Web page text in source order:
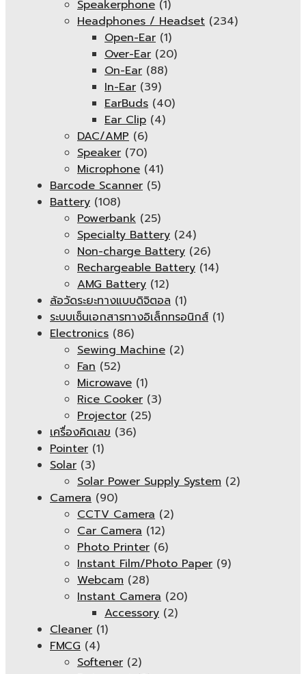
Speakerphone (1)
Headphones / Headset (234)
Open-Ear (1)
Over-Ear (20)
On-Ear (88)
In-Ear (39)
EarBuds (40)
Ear Clip (4)
DAC/AMP (6)
Speaker (70)
Microphone (41)
Barcode Scanner (5)
Battery (108)
Powerbank (25)
Specialty Battery (24)
Non-charge Battery (26)
Rechargeable Battery (14)
AMG Battery (12)
ล้อวัดระยะทางแบบดิจิตอล (1)
ระบบเซ็นเอกสารทางอิเล็กทรอนิกส์ (1)
Electronics (86)
Sewing Machine (2)
Fan (52)
Microwave (1)
Rice Cooker (3)
Projector (25)
เครื่องคิดเลข (36)
Pointer (1)
Solar (3)
Solar Power Supply System (2)
Camera (90)
CCTV Camera (2)
Car Camera (12)
Photo Printer (6)
Instant Film/Photo Paper (9)
Webcam (28)
Instant Camera (20)
Accessory (2)
Cleaner (1)
FMCG (4)
Softener (2)